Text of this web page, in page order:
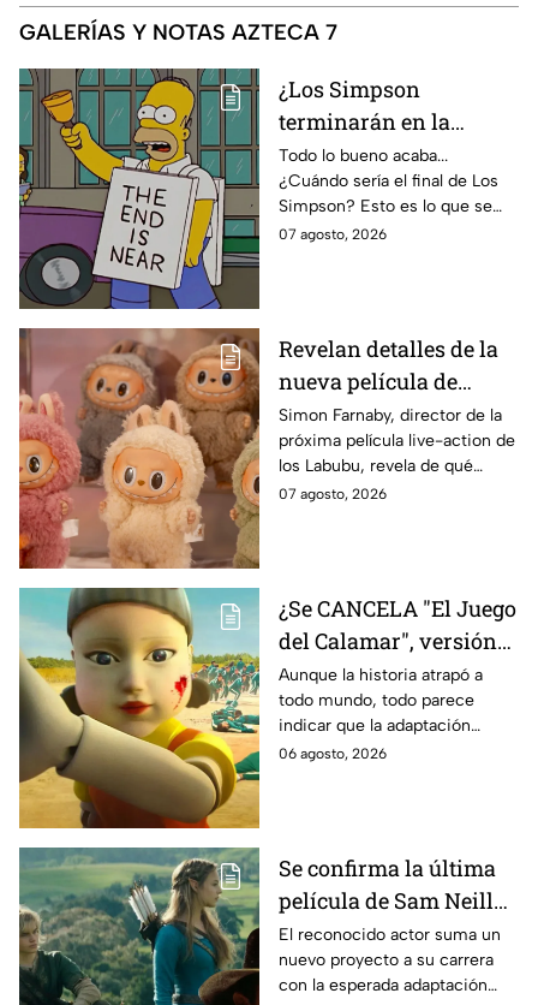
GALERÍAS Y NOTAS AZTECA 7
¿Los Simpson
terminarán en la
temporada 40? Actriz
de Bart Simpson da
IMPACTANTE
declaración
Todo lo bueno acaba...
¿Cuándo sería el final de Los
Simpson? Esto es lo que se
sabe:
07 agosto, 2026
Revelan detalles de la
nueva película de
Labubu: de qué tratará
y cuándo se estrena
Simon Farnaby, director de la
próxima película live-action de
los Labubu, revela de qué
tratará la cinta. Aquí te
07 agosto, 2026
¿Se CANCELA "El Juego
del Calamar", versión
Estados Unidos? Esto
es lo que se sabe al
momento
Aunque la historia atrapó a
todo mundo, todo parece
indicar que la adaptación
podría ser cancelada:
06 agosto, 2026
Se confirma la última
película de Sam Neill
antes de morir: esto es
lo que se sabe hasta
ahora
El reconocido actor suma un
nuevo proyecto a su carrera
con la esperada adaptación